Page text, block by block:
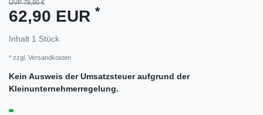
UVP 79,90 €
62,90 EUR *
Inhalt 1 Stück
* zzgl. Versandkosten
Kein Ausweis der Umsatzsteuer aufgrund der
Kleinunternehmerregelung.